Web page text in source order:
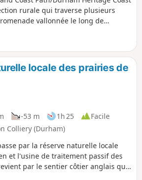
rurale qui traverse plusieurs
vallonnée le long de
locale des prairies de
-53 m 1h 25
Facile
Colliery (Durham)
par la réserve naturelle locale
et l'usine de traitement passif des
par le sentier côtier anglais qui